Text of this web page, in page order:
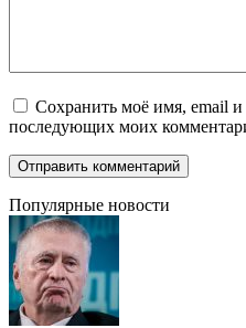
Сохранить моё имя, email и
последующих моих
Популярные новости